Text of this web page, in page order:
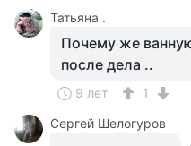
Татьяна .
Почему же
после дела ..
9 лет
1
Сергей Шелогуров